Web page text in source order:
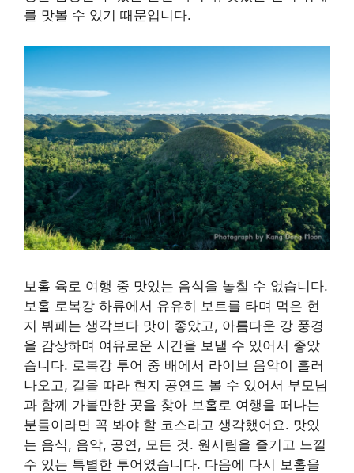
를 맛볼 수 있기 때문입니다.
보홀 육로 여행 중 맛있는 음식을 놓칠 수 없습니다.
보홀 로복강 하류에서 유유히 보트를 타며 먹은 현
지 뷔페는 생각보다 맛이 좋았고, 아름다운 강 풍경
을 감상하며 여유로운 시간을 보낼 수 있어서 좋았
습니다. 로복강 투어 중 배에서 라이브 음악이 흘러
나오고, 길을 따라 현지 공연도 볼 수 있어서 부모님
과 함께 가볼만한 곳을 찾아 보홀로 여행을 떠나는
분들이라면 꼭 봐야 할 코스라고 생각했어요. 맛있
는 음식, 음악, 공연, 모든 것. 원시림을 즐기고 느낄
수 있는 특별한 투어였습니다. 다음에 다시 보홀을